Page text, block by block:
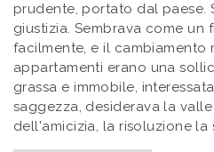
prudente, portato dal paese.
giustizia. Sembrava come un
facilmente, e il cambiamento
appartamenti erano una
grassa e immobile,
saggezza, desiderava la
dell'amicizia, la risoluzione la